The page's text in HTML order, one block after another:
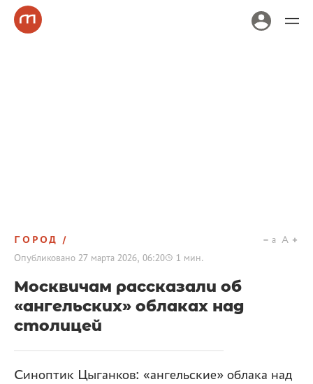
ГОРОД
Опубликовано 27 марта 2026, 06:20 1 мин.
a A
Москвичам рассказали об
«ангельских» облаках над
столицей
Синоптик Цыганков: «ангельские» облака над